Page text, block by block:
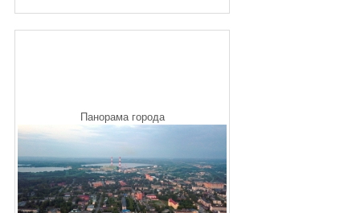
Панорама города